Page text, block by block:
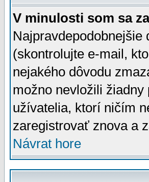
V minulosti som sa
Najpravdepodobnejšie
(skontrolujte e-mail,
nejakého dôvodu
možno nevložili
užívatelia, ktorí ničím
zaregistrovať znova a
Návrat hore